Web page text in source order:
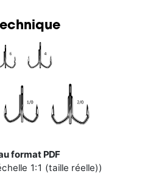
format PDF
1:1 (taille réelle))